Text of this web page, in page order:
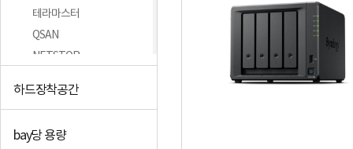
테라마스터
QSAN
NETSTOR
NEXI
하드장착공간
bay당 용량